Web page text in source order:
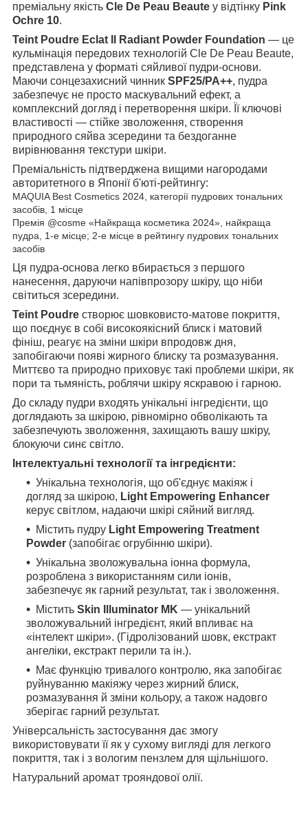
преміальну якість Cle De Peau Beaute у відтінку Pink
Ochre 10.
Teint Poudre Eclat II Radiant Powder Foundation — це
кульмінація передових технологій Cle De Peau Beaute,
представлена у форматі сяйливої пудри-основи.
Маючи сонцезахисний чинник SPF25/PA++, пудра
забезпечує не просто маскувальний ефект, а
комплексний догляд і перетворення шкіри. Її ключові
властивості — стійке зволоження, створення
природного сяйва зсередини та бездоганне
вирівнювання текстури шкіри.
Преміальність підтверджена вищими нагородами
авторитетного в Японії б'юті-рейтингу:
MAQUIA Best Cosmetics 2024, категорії пудрових тональних
засобів, 1 місце
Премія @cosme «Найкраща косметика 2024», найкраща
пудра, 1-е місце; 2-е місце в рейтингу пудрових тональних
засобів
Ця пудра-основа легко вбирається з першого
нанесення, даруючи напівпрозору шкіру, що ніби
світиться зсередини.
Teint Poudre створює шовковисто-матове покриття,
що поєднує в собі високоякісний блиск і матовий
фініш, реагує на зміни шкіри впродовж дня,
запобігаючи появі жирного блиску та розмазування.
Миттєво та природно приховує такі проблеми шкіри, як
пори та тьмяність, роблячи шкіру яскравою і гарною.
До складу пудри входять унікальні інгредієнти, що
доглядають за шкірою, рівномірно обволікають та
забезпечують зволоження, захищають вашу шкіру,
блокуючи синє світло.
Інтелектуальні технології та інгредієнти:
Унікальна технологія, що об'єднує макіяж і
догляд за шкірою, Light Empowering Enhancer
керує світлом, надаючи шкірі сяйний вигляд.
Містить пудру Light Empowering Treatment
Powder (запобігає огрубінню шкіри).
Унікальна зволожувальна іонна формула,
розроблена з використанням сили іонів,
забезпечує як гарний результат, так і зволоження.
Містить Skin Illuminator MK — унікальний
зволожувальний інгредієнт, який впливає на
«інтелект шкіри». (Гідролізований шовк, екстракт
ангеліки, екстракт перили та ін.).
Має функцію тривалого контролю, яка запобігає
руйнуванню макіяжу через жирний блиск,
розмазування й зміни кольору, а також надовго
зберігає гарний результат.
Універсальність застосування дає змогу
використовувати її як у сухому вигляді для легкого
покриття, так і з вологим пензлем для щільнішого.
Натуральний аромат трояндової олії.